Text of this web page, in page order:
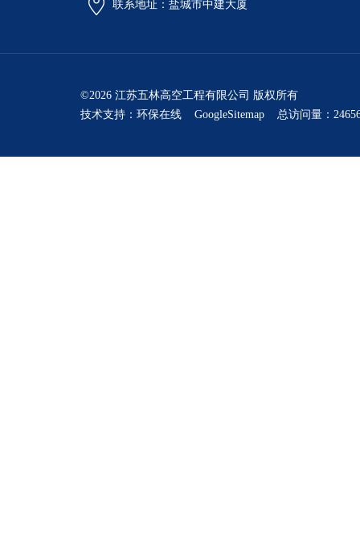
联系地址：盐城市中建大厦
©2026 江苏五林高空工程有限公司 版权所有
技术支持： 环保在线 GoogleSitemap 总访问量：